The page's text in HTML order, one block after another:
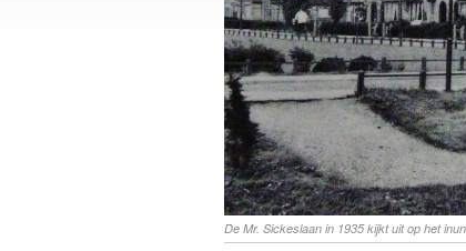
De Mr. Sickeslaan in 1935 kijkt uit op het